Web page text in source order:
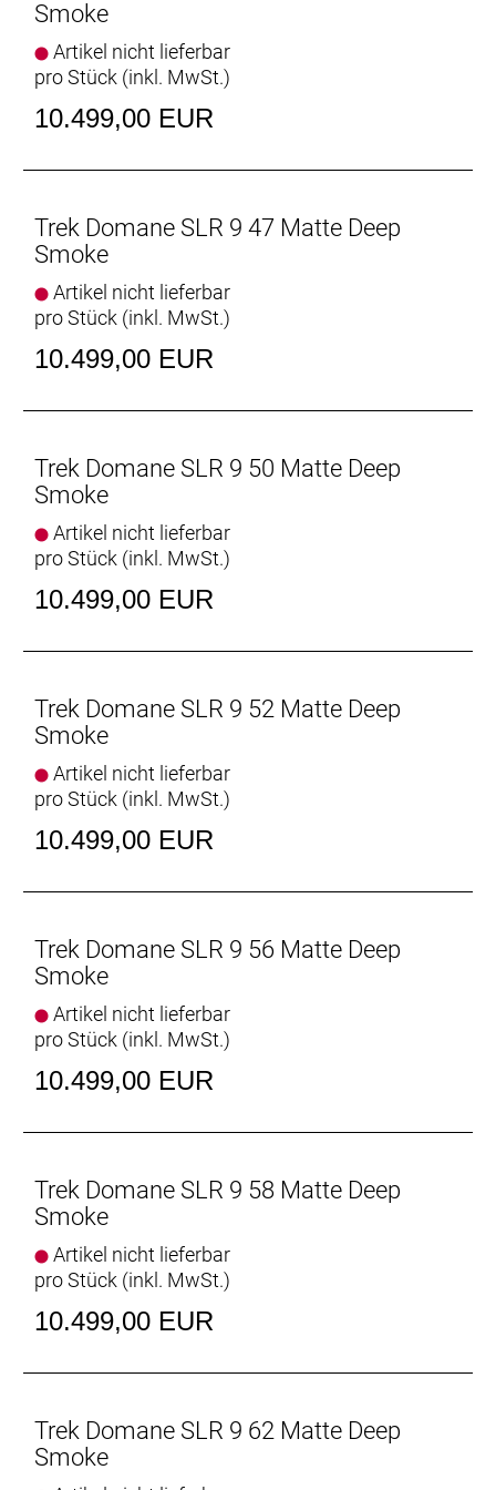
Vielseitige Reifenfreiheit
Ausgestattet ist es mit schnell rollenden 32 mm
breiten Reifen, aber dank der Reifenfreiheit bis 38-
mm-Reifen kannst du von glattem Asphalt bis
leichtem Schotter alles unter die Räder nehmen.
Interne Aufbewahrung
Aufnahmepunkten am Oberrohr hast du auf deinen
Ganztagestouren stets genug Stauraum zur
Raffinierte Integration
Das Domane mit seiner verborgenen
Zug-/Leitungsführung und der verborgenen
Geschlecht: Uni
Rahmen: 800 Series OCLV Carbon, IsoSpeed,
integriertes Staufach, konisches Steuerrohr, interne
Flat Mount-Scheibenbremsaufnahme, 142 x12 mm
Rahmenmaterial: Carbon
Gangschaltung: Shimano Dura-Ace R9250 Di2, max.
34 Z. an größtem Ritzel
Anzahl Gänge: 1
// Shimano Dura-Ace R9270 Di2, 12fach
Hinterradbremse: Shimano CL900, Center Lock
Scheibenaufnahme, 160 mm
Max. Bremsscheibendu
Vorderradbremse: Shimano CL900, Center Lock
Max. Bremsscheibendu
Reifen: Bontrager Kwaremont RSL TLR, Tubeless-
Ready, faltbarer Wulstkern, Race Dual-Compound,
320 TPI, 700 x 32 mm
Gabel: Domane SLR, Carbon, konischer
Carbongabelschaft, interne Bremszugführung,
Scheibenbremsaufnahme Carbonausfallenden,
Schaltwerk vorne: Shimano Dura-Ace R9250 Di2,
Anlötversion, Down Swing
Smoke
Artikel nicht lieferbar
pro Stück (inkl. MwSt.)
10.499,00 EUR
Trek Domane SLR 9 47 Matte Deep
Smoke
Artikel nicht lieferbar
pro Stück (inkl. MwSt.)
10.499,00 EUR
Trek Domane SLR 9 50 Matte Deep
Smoke
Artikel nicht lieferbar
pro Stück (inkl. MwSt.)
10.499,00 EUR
Trek Domane SLR 9 52 Matte Deep
Smoke
Artikel nicht lieferbar
pro Stück (inkl. MwSt.)
10.499,00 EUR
Trek Domane SLR 9 56 Matte Deep
Smoke
Artikel nicht lieferbar
pro Stück (inkl. MwSt.)
10.499,00 EUR
Trek Domane SLR 9 58 Matte Deep
Smoke
Artikel nicht lieferbar
pro Stück (inkl. MwSt.)
10.499,00 EUR
Trek Domane SLR 9 62 Matte Deep
Smoke